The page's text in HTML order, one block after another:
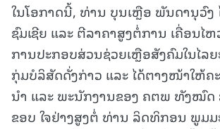
ໃນໂອກາດນີ້, ທ່ານ ບຸນເຫຼືອ ພັນດານຸວົງ
ຊົມເຊີຍ ແລະ ຕີລາຄາສູງຕໍ່ການ ເຄື່ອນໄ
ການປະກອບສ່ວນຊ່ວຍເຫຼືອສັງຄົມໃນໄລ
ກຸ່ມບໍລິສັດດັ່ງກ່າວ ແລະ ໄດ້ຕາງໜ້າໃຫ້ຄ
ນຳ ແລະ ພະນັກງານຂອງ ຄຕພ ທັງໝົດ
ຂອບ ໃຈຢ່າງສູງຕໍ່ ທ່ານ ລິດທິກອນ ພູມ